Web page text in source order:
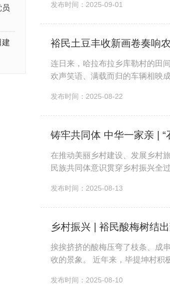
员
建
发布时间：2025-09-01
裕民土豆丰收新画卷奏响
连日来，哈拉布拉乡库勒村的田
欢声笑语、满载而归的车辆相映
发布时间：2025-08-22
铸牢共同体 中华一家亲 |
在推动美丽乡村建设、发展乡村
民族共同体意识贯穿乡村振兴全
发布时间：2025-08-13
乡村振兴 | 裕民酸梅树结
挨挨挤挤的酸梅压弯了枝条、成
收的景象。 近年来，毕提坤村积
发布时间：2025-08-10